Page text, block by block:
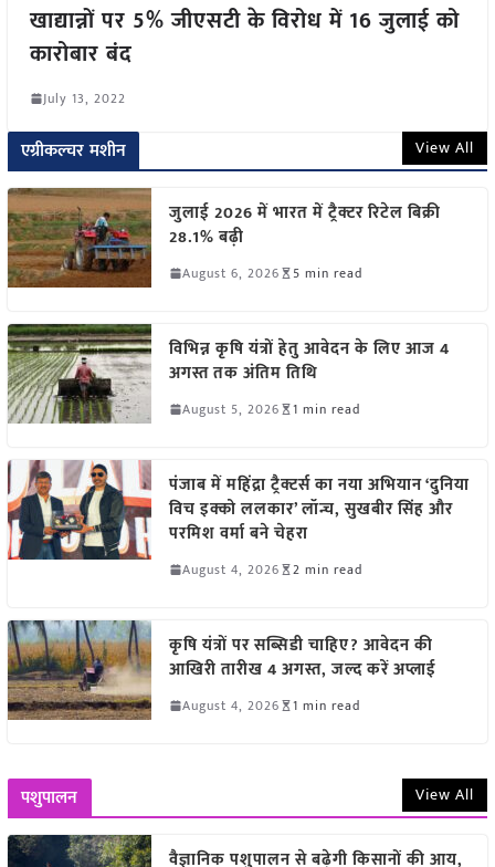
खाद्यान्नों पर 5% जीएसटी के विरोध में 16 जुलाई को
कारोबार बंद
July 13, 2022
एग्रीकल्चर मशीन View All
जुलाई 2026 में भारत में ट्रैक्टर रिटेल बिक्री
28.1% बढ़ी
August 6, 2026 5 min read
विभिन्न कृषि यंत्रों हेतु आवेदन के लिए आज 4
अगस्त तक अंतिम तिथि
August 5, 2026 1 min read
पंजाब में महिंद्रा ट्रैक्टर्स का नया अभियान ‘दुनिया
विच इक्को ललकार’ लॉन्च, सुखबीर सिंह और
परमिश वर्मा बने चेहरा
August 4, 2026 2 min read
कृषि यंत्रों पर सब्सिडी चाहिए? आवेदन की
आखिरी तारीख 4 अगस्त, जल्द करें अप्लाई
August 4, 2026 1 min read
पशुपालन View All
वैज्ञानिक पशुपालन से बढ़ेगी किसानों की आय,